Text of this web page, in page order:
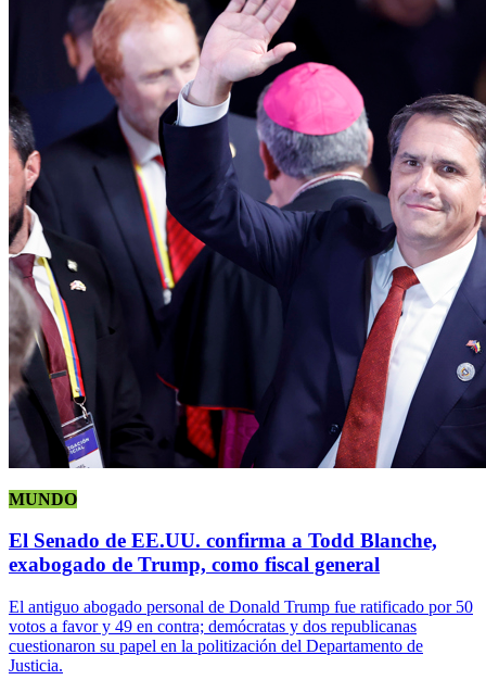
MUNDO
El Senado de EE.UU. confirma a Todd Blanche,
exabogado de Trump, como fiscal general
El antiguo abogado personal de Donald Trump fue ratificado por 50
votos a favor y 49 en contra; demócratas y dos republicanas
cuestionaron su papel en la politización del Departamento de
Justicia.